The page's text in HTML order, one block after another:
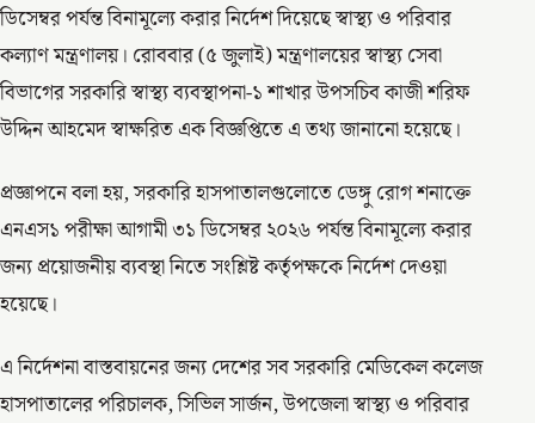
ডিসেম্বর পর্যন্ত বিনামূল্যে করার নির্দেশ দিয়েছে স্বাস্থ্য ও পরিবার
কল্যাণ মন্ত্রণালয়। রোববার (৫ জুলাই) মন্ত্রণালয়ের স্বাস্থ্য সেবা
বিভাগের সরকারি স্বাস্থ্য ব্যবস্থাপনা-১ শাখার উপসচিব কাজী শরিফ
উদ্দিন আহমেদ স্বাক্ষরিত এক বিজ্ঞপ্তিতে এ তথ্য জানানো হয়েছে।
প্রজ্ঞাপনে বলা হয়, সরকারি হাসপাতালগুলোতে ডেঙ্গু রোগ শনাক্তে
এনএস১ পরীক্ষা আগামী ৩১ ডিসেম্বর ২০২৬ পর্যন্ত বিনামূল্যে করার
জন্য প্রয়োজনীয় ব্যবস্থা নিতে সংশ্লিষ্ট কর্তৃপক্ষকে নির্দেশ দেওয়া
হয়েছে।
এ নির্দেশনা বাস্তবায়নের জন্য দেশের সব সরকারি মেডিকেল কলেজ
হাসপাতালের পরিচালক, সিভিল সার্জন, উপজেলা স্বাস্থ্য ও পরিবার